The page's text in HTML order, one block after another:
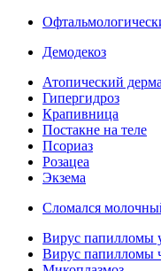
Демодекоз
Атопический
Гипергидроз
Крапивница
Постакне на теле
Псориаз
Розацеа
Экзема
Сломался
Вирус папилломы
Вирус папилломы